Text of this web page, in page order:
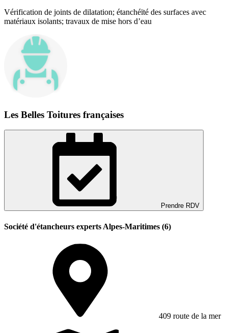
Vérification de joints de dilatation; étanchéïté des surfaces avec
matériaux isolants; travaux de mise hors d’eau
Les Belles Toitures françaises
Prendre RDV
Société d'étancheurs experts Alpes-Maritimes (6)
409 route de la mer